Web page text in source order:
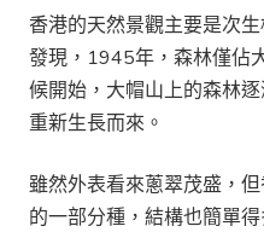
香港的天然景觀主要是次
發現，1945年，森林僅佔
候開始，大帽山上的森林
重新生長而來。
雖然外表看來蔥翠茂盛，
的一部分種，結構也簡單